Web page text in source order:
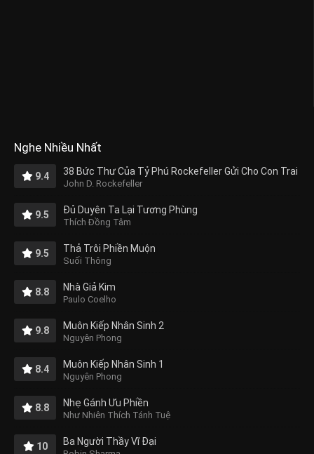
Nghe Nhiều Nhất
9.4 38 Bức Thư Của Tỷ Phú Rockefeller Gửi Cho Con Trai
John D. Rockefeller
9.5 Đủ Duyên Ta Lại Tương Phùng
Thích Đồng Tâm
9.5 Thả Trôi Phiền Muộn
Suối Thông
8.8 Nhà Giả Kim
Paulo Coelho
9.8 Muôn Kiếp Nhân Sinh 2
Nguyên Phong
8.4 Muôn Kiếp Nhân Sinh 1
Nguyên Phong
8.8 Nhẹ Gánh Ưu Phiền
Như Nhiên Thích Tánh Tuệ
10 Ba Người Thầy Vĩ Đại